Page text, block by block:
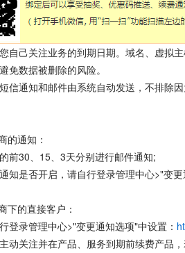
自己关注业务的到期日期。域名、虚拟
免数据被删除的风险。
信通知和邮件由系统自动发送，不排除
的通知：
前30、15、3天分别进行邮件通知;
知是否开启，请自行登录管理中心>"变
下的直接客户：
登录管理中心>"变更通知选项"中设置：
动关注并在产品、服务到期前续费产品